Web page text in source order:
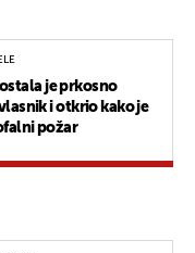
je prkosno
i otkrio kako je
požar